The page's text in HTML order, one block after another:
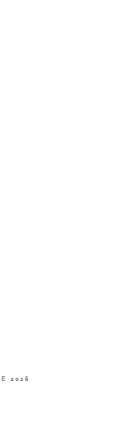
2026